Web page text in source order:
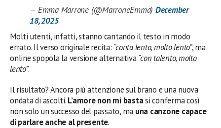
— Emma Marrone (@MarroneEmma) December
18, 2025
Molti utenti, infatti, stanno cantando il testo in modo
errato. Il verso originale recita: “conta lento, molto lento”, ma
online spopola la versione alternativa“con talento, molto
lento”.
Il risultato? Ancora più attenzione sul brano e una nuova
ondata di ascolti.L’amore non mi bastasi conferma così
non solo un successo del passato, ma una canzone capace
di parlare anche al presente.